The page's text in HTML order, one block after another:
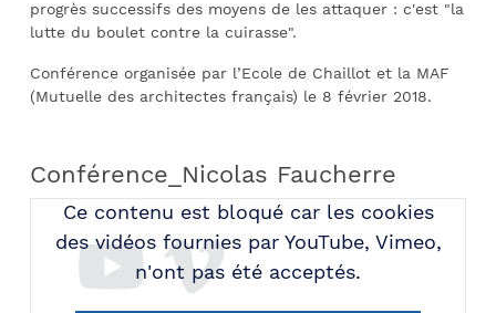
progrès successifs des moyens de les attaquer : c'est "la
lutte du boulet contre la cuirasse".
Conférence organisée par l’Ecole de Chaillot et la MAF
(Mutuelle des architectes français) le 8 février 2018.
Conférence_Nicolas Faucherre
Ce contenu est bloqué car les cookies
des vidéos fournies par YouTube, Vimeo,
n'ont pas été acceptés.